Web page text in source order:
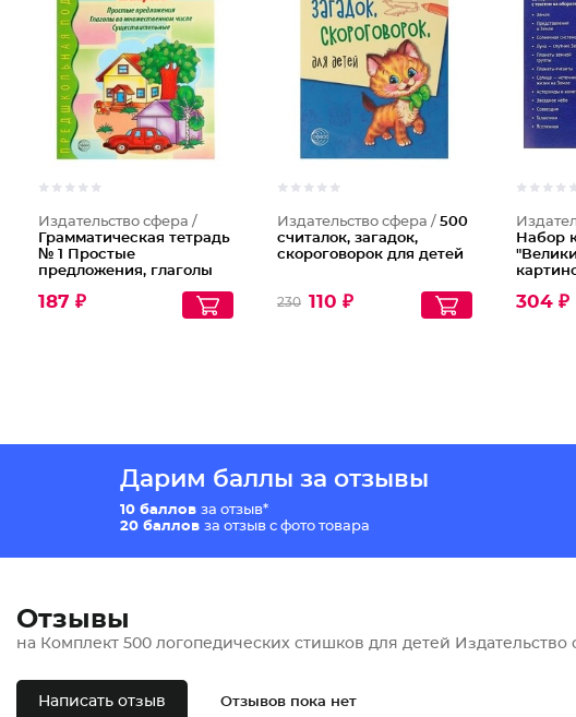
Издательство сфера /
Грамматическая тетрадь
№ 1 Простые
предложения, глаголы
числе, существительные
187 ₽
Издательство сфера / 500
считалок, загадок,
скороговорок для детей
230 110 ₽
Набор
304 ₽
Дарим баллы за отзывы
10 баллов за отзыв*
20 баллов за отзыв с фото товара
Отзывы
на Комплект 500 логопедических стишков для детей Издательство
Написать отзыв Отзывов пока нет